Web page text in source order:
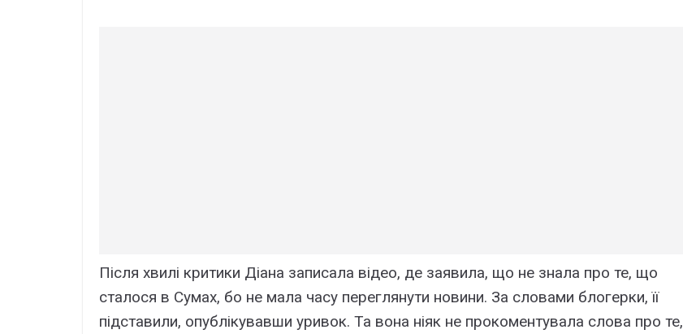
Після хвилі критики Діана записала відео, де заявила, що не знала про те, що
сталося в Сумах, бо не мала часу переглянути новини. За словами блогерки, її
підставили, опублікувавши уривок. Та вона ніяк не прокоментувала слова про те,